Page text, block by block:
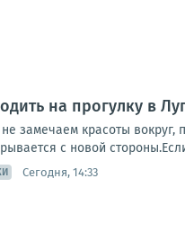
на прогулку в
замечаем красоты вокруг,
с новой
Сегодня, 14:33